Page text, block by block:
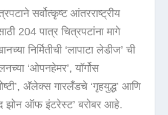
सर्वोत्कृष्ट आंतरराष्ट्रीय
204 पात्र चित्रपटांना मागे
निर्मितीची ‘लापाटा लेडीज’ ची
‘ओपनहेमर’, यॉर्गोस
अ‍ॅलेक्स गारलँडचे ‘गृहयुद्ध’ आणि
झोन ऑफ इंटरेस्ट’ बरोबर आहे.